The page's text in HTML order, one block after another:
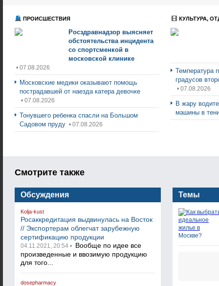
ПРОИСШЕСТВИЯ
Росздравнадзор выясняет
обстоятельства инцидента
со спортсменкой в
московской клинике
• 07.08.2026
Московские медики оказывают помощь
пострадавшей от наезда катера девочке
• 07.08.2026
Тонувшего ребенка спасли на Большом
Садовом пруду • 07.08.2026
КУЛЬТУРА,
Температура
градусов
• 07.08.2026
В жару
машины в
Смотрите также
Обсуждения
Kolja-kust
Росаккредитация выдвинулась на Восток
// Экспортерам облегчат зарубежную
сертификацию продукции
04.11.2021, 20:54 • Вообще по идее все
произведенные и ввозимую продукцию
для того...
dosepharmacy
Темы